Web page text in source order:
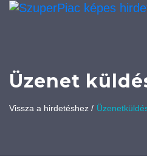
Üzenet
Vissza a hirdetéshez /